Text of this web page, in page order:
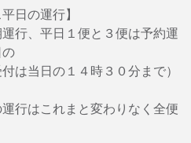
日の運行】
行、平日１便と３便は予約運
は当日の１４時３０分まで）
行はこれまと変わりなく全便